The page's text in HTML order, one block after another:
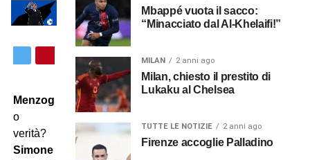
Menzogna
o
verità?
Simone
Mbappé vuota il sacco:
“Minacciato dal Al-Khelaifi!”
MILAN 2 anni ago
Milan, chiesto il prestito di
Lukaku al Chelsea
TUTTE LE NOTIZIE 2 anni ago
Firenze accoglie Palladino